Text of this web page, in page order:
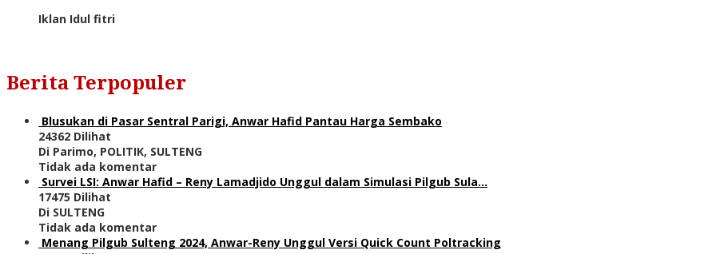
Iklan Idul fitri
Berita Terpopuler
Blusukan di Pasar Sentral Parigi, Anwar Hafid Pantau Harga Sembako
24362 Dilihat
Di Parimo, POLITIK, SULTENG
Tidak ada komentar
Survei LSI: Anwar Hafid – Reny Lamadjido Unggul dalam Simulasi Pilgub Sula…
17475 Dilihat
Di SULTENG
Tidak ada komentar
Menang Pilgub Sulteng 2024, Anwar-Reny Unggul Versi Quick Count Poltracking